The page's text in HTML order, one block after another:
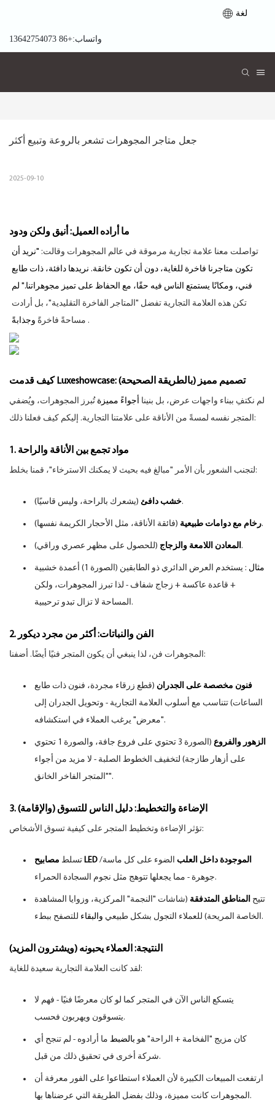
لغة
واتساب:+86 13642754073
جعل متاجر المجوهرات تشعر بالروعة وتبيع أكثر
2025-09-10
ما أراده العميل: أنيق ولكن ودود
تواصلت معنا علامة تجارية مرموقة في عالم المجوهرات وقالت: "نريد أن
تكون متاجرنا فاخرة للغاية، دون أن تكون خانقة. نريدها دافئة، ذات طابع
فني، ومكانًا يستمتع الناس فيه حقًا، مع الحفاظ على تميز مجوهراتنا." لم
تكن هذه العلامة التجارية تفضل "المتاجر الفاخرة التقليدية"، بل أرادت
مساحةً فاخرةً وجذابةً .
كيف قدمت Luxeshowcase: تصميم مميز (بالطريقة الصحيحة)
لم نكتفِ ببناء واجهات عرض، بل بنينا أجواءً مميزة تُبرز المجوهرات، ويُضفي
المتجر نفسه لمسةً من الأناقة على علامتنا التجارية. إليكم كيف فعلنا ذلك:
1. مواد تجمع بين الأناقة والراحة
لتجنب الشعور بأن الأمر "مبالغ فيه بحيث لا يمكنك الاسترخاء"، قمنا بخلط:
خشب دافئ(يشعرك بالراحة، وليس قاسيًا).
رخام مع دوامات طبيعية(فائقة الأناقة، مثل الأحجار الكريمة نفسها).
المعادن اللامعة والزجاج (للحصول على مظهر عصري وراقي).
مثال
: يستخدم العرض الدائري ذو الطابقين (الصورة 1) أعمدة خشبية
+ قاعدة عاكسة + زجاج شفاف - لذا تبرز المجوهرات، ولكن
المساحة لا تزال تبدو ترحيبية.
2. الفن والنباتات: أكثر من مجرد ديكور
المجوهرات فن، لذا ينبغي أن يكون المتجر فنيًا أيضًا. أضفنا:
فنون مخصصة على الجدران (قطع زرقاء مجردة، فنون ذات طابع
الساعات) تتناسب مع أسلوب العلامة التجارية - وتحويل الجدران إلى
"معرض" يرغب العملاء في استكشافه.
الزهور والفروع
(الصورة 3 تحتوي على فروع جافة، والصورة 1 تحتوي
على أزهار طازجة) لتخفيف الخطوط الصلبة - لا مزيد من أجواء
"المتجر الفاخر الخانق".
3. الإضاءة والتخطيط: دليل الناس للتسوق (والإقامة)
تؤثر الإضاءة وتخطيط المتجر على كيفية تسوق الأشخاص:
تسلط مصابيح LED الموجودة داخل العلب الضوء على كل ماسة/
جوهرة - مما يجعلها تتوهج مثل نجوم السجادة الحمراء.
تتيح المناطق المتدفقة (شاشات "النجمة" المركزية، وزوايا المشاهدة
الخاصة المريحة) للعملاء التجول بشكل طبيعي والبقاء للتصفح ببطء.
النتيجة: العملاء يحبونه (ويشترون المزيد)
لقد كانت العلامة التجارية سعيدة للغاية:
يتسكع الناس الآن في المتجر كما لو كان معرضًا فنيًا - فهم لا
يتسوقون ويهربون فحسب.
كان مزيج "الفخامة + الراحة" هو بالضبط ما أرادوه - لم تنجح أي
شركة أخرى في تحقيق ذلك من قبل.
ارتفعت المبيعات الكبيرة لأن العملاء استطاعوا على الفور معرفة أن
المجوهرات كانت مميزة، وذلك بفضل الطريقة التي عرضناها بها.